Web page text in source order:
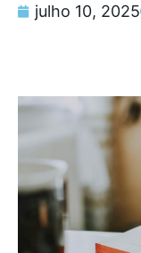
julho 10, 2025